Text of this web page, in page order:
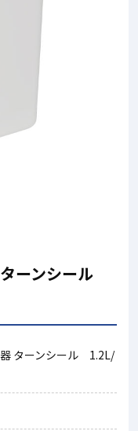
ーンシール
器 ターンシール 1.2L/